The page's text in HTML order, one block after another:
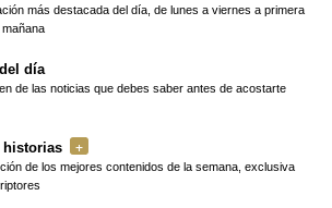
más destacada del día, de lunes a viernes a primera
día
de las noticias que debes saber antes de acostarte
historias
de los mejores contenidos de la semana, exclusiva